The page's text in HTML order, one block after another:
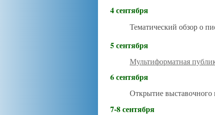
4сентября
Тематический обзор о
5сентября
Мультиформатная
6 сентября
Открытие
7-8 сентября